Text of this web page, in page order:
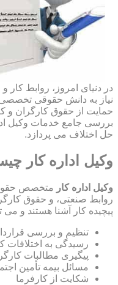
در دنیای امروز، روابط کار
نیاز به دانش حقوقی تخصصی
حمایت از حقوق کارگران و
بررسی جامع خدمات وکیل
حل اختلاف می پردازد.
وکیل اداره کار
وکیل اداره کار متخصص
روابط صنعتی، و حقوق
پیچیده کار آشنا هستند و می
تنظیم و بررسی
رسیدگی به اختلافات
پیگیری مطالبات
مسائل بیمه تأمین
شکایت از کارفرما